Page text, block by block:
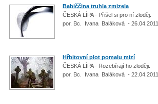
Babiččina truhla zmizela
ČESKÁ LÍPA - Přišel si pro ní zloděj.
por. Bc. Ivana Baláková - 26.04.2011
Hřbitovní plot pomalu mizí
ČESKÁ LÍPA - Rozebírají ho zloději.
por. Bc. Ivana Baláková - 22.04.2011